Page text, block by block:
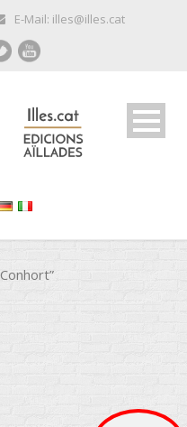
E-Mail: illes@illes.cat